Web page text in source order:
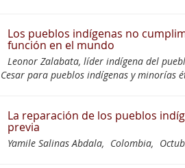
Los pueblos indígenas no
función en el mundo
Leonor Zalabata, líder indígena del
Cesar para pueblos indígenas y minorías
La reparación de los pueblos
previa
Yamile Salinas Abdala, Colombia,